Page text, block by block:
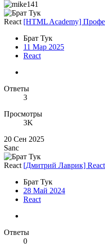
React [HTML Academy]
Брат Тук
11 Мар 2025
React
Ответы
3
Просмотры
3K
20 Сен 2025
Sanc
React [Дмитрий Лаврик]
Брат Тук
28 Май 2024
React
Ответы
0